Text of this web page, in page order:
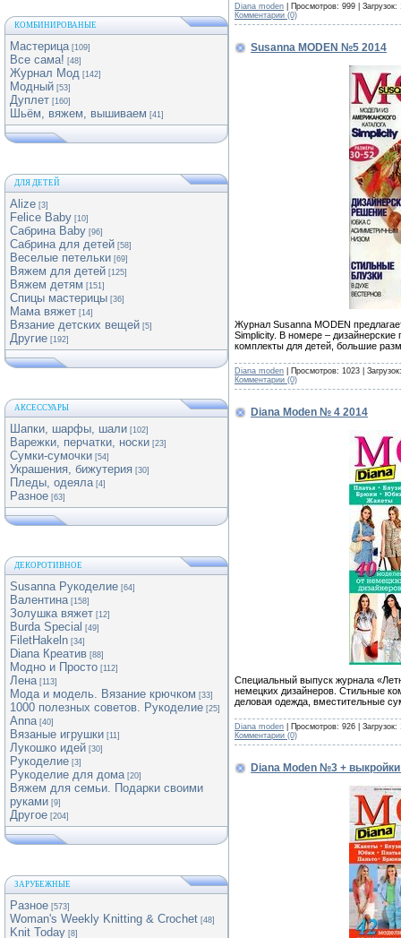
КОМБИНИРОВАНЫЕ
Мастерица [109]
Все сама! [48]
Журнал Мод [142]
Модный [53]
Дуплет [160]
Шьём, вяжем, вышиваем [41]
ДЛЯ ДЕТЕЙ
Alize [3]
Felice Baby [10]
Сабрина Baby [96]
Сабрина для детей [58]
Веселые петельки [69]
Вяжем для детей [125]
Вяжем детям [151]
Спицы мастерицы [36]
Мама вяжет [14]
Вязание детских вещей [5]
Другие [192]
АКСЕССУАРЫ
Шапки, шарфы, шали [102]
Варежки, перчатки, носки [23]
Сумки-сумочки [54]
Украшения, бижутерия [30]
Пледы, одеяла [4]
Разное [63]
ДЕКОРОТИВНОЕ
Susanna Рукоделие [64]
Валентина [158]
Золушка вяжет [12]
Burda Special [49]
FiletHakeln [34]
Diana Креатив [88]
Модно и Просто [112]
Лена [113]
Мода и модель. Вязание крючком [33]
1000 полезных советов. Рукоделие [25]
Anna [40]
Вязаные игрушки [11]
Лукошко идей [30]
Рукоделие [3]
Рукоделие для дома [20]
Вяжем для семьи. Подарки своими
руками [9]
Другое [204]
ЗАРУБЕЖНЫЕ
Разное [573]
Woman's Weekly Knitting & Crochet [48]
Knit Today [8]
Diana moden | Просмотров: 999 |
Комментарии (0)
Susanna MODEN №5 2014
Журнал Susanna MODEN
Simplicity. В номере –
комплекты для детей, большие
Diana moden | Просмотров: 1023 |
Комментарии (0)
Diana Moden № 4 2014
Специальный выпуск журнала
немецких дизайнеров. Стильные
деловая одежда, вместительные
Diana moden | Просмотров: 926 |
Комментарии (0)
Diana Moden №3 +